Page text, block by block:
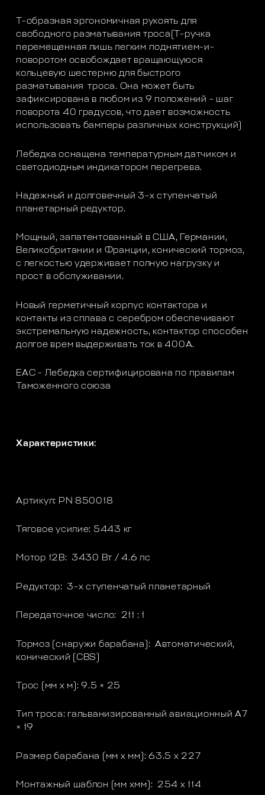
Т-образная эргономичная рукоять для
свободного разматывания троса(T-ручка
перемещенная лишь легким поднятием-и-
поворотом освобождает вращающуюся
кольцевую шестерню для быстрого
разматывания троса. Она может быть
зафиксирована в любом из 9 положений - шаг
поворота 40 градусов, что дает возможность
использовать бамперы различных конструкций)
Лебедка оснащена температурным датчиком и
светодиодным индикатором перегрева.
Надежный и долговечный 3-х ступенчатый
планетарный редуктор.
Мощный, запатентованный в США, Германии,
Великобритании и Франции, конический тормоз,
с легкостью удерживает полную нагрузку и
прост в обслуживании.
Новый герметичный корпус контактора и
контакты из сплава с серебром обеспечивают
экстремальную надежность, контактор способен
долгое врем выдерживать ток в 400А.
ЕАС - Лебедка сертифицирована по правилам
Таможенного союза
Характеристики:
Артикул: PN 850018
Тяговое усилие: 5443 кг
Мотор 12В: 3430 Вт / 4.6 лс
Редуктор: 3-х ступенчатый планетарный
Передаточное число: 211 : 1
Тормоз (снаружи барабана): Автоматический,
конический (CBS)
Трос (мм x м): 9.5 × 25
Тип троса: гальванизированный авиационный A7
× 19
Размер барабана (мм x мм): 63.5 x 227
Монтажный шаблон (мм xмм): 254 x 114